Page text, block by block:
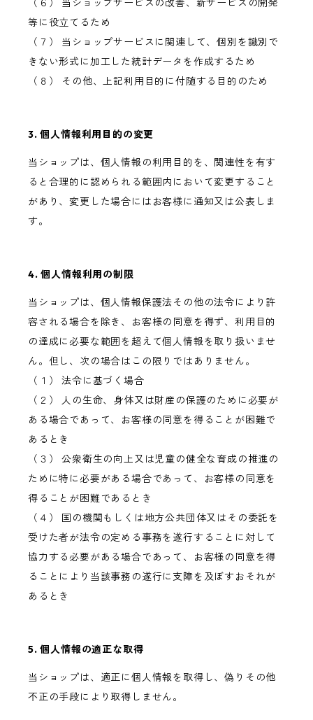
（６） 当ショップサービスの改善、新サービスの開発
等に役立てるため
（７） 当ショップサービスに関連して、個別を識別で
きない形式に加工した統計データを作成するため
（８） その他、上記利用目的に付随する目的のため
3. 個人情報利用目的の変更
当ショップは、個人情報の利用目的を、関連性を有す
ると合理的に認められる範囲内において変更すること
があり、変更した場合にはお客様に通知又は公表しま
す。
4. 個人情報利用の制限
当ショップは、個人情報保護法その他の法令により許
容される場合を除き、お客様の同意を得ず、利用目的
の達成に必要な範囲を超えて個人情報を取り扱いませ
ん。但し、次の場合はこの限りではありません。
（１） 法令に基づく場合
（２） 人の生命、身体又は財産の保護のために必要が
ある場合であって、お客様の同意を得ることが困難で
あるとき
（３） 公衆衛生の向上又は児童の健全な育成の推進の
ために特に必要がある場合であって、お客様の同意を
得ることが困難であるとき
（４） 国の機関もしくは地方公共団体又はその委託を
受けた者が法令の定める事務を遂行することに対して
協力する必要がある場合であって、お客様の同意を得
ることにより当該事務の遂行に支障を及ぼすおそれが
あるとき
5. 個人情報の適正な取得
当ショップは、適正に個人情報を取得し、偽りその他
不正の手段により取得しません。